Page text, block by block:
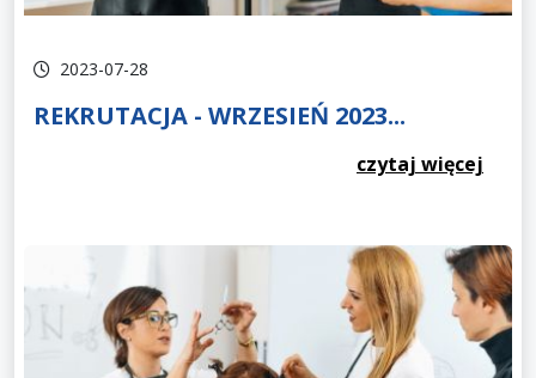
2023-07-28
REKRUTACJA - WRZESIEŃ 2023...
czytaj więcej